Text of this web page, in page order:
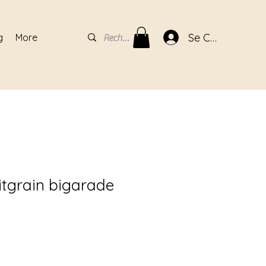
More Se Connecter
bigarade